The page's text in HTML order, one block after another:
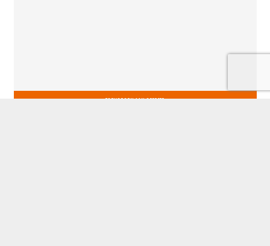
TOEVOEGEN AAN OFFERTE